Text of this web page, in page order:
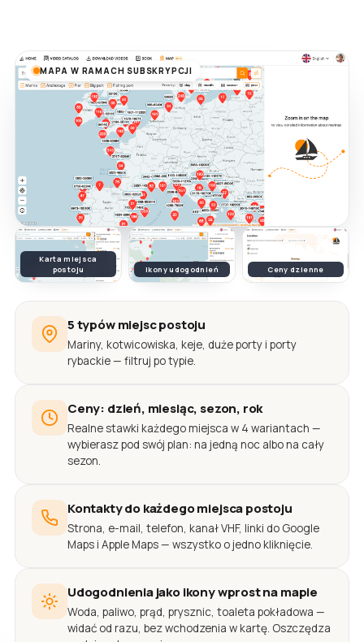
MAPA W RAMACH SUBSKRYPCJI
Karta miejsca
postoju
Ikony udogodnień Ceny dzienne
5 typów miejsc postoju
Mariny, kotwicowiska, keje, duże porty i porty
rybackie — filtruj po typie.
Ceny: dzień, miesiąc, sezon, rok
Realne stawki każdego miejsca w 4 wariantach —
wybierasz pod swój plan: na jedną noc albo na cały
sezon.
Kontakty do każdego miejsca postoju
Strona, e-mail, telefon, kanał VHF, linki do Google
Maps i Apple Maps — wszystko o jedno kliknięcie.
Udogodnienia jako ikony wprost na mapie
Woda, paliwo, prąd, prysznic, toaleta pokładowa —
widać od razu, bez wchodzenia w kartę. Oszczędza